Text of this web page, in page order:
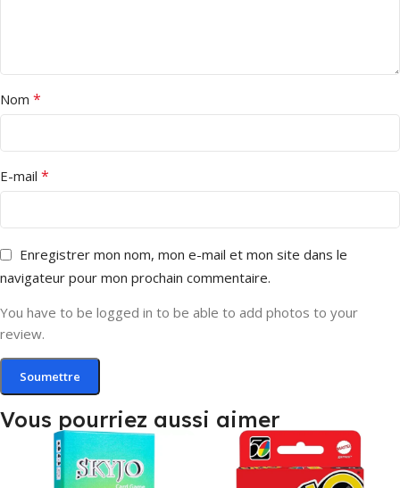
Nom *
E-mail *
Enregistrer mon nom, mon e-mail et mon site dans le
navigateur pour mon prochain commentaire.
You have to be logged in to be able to add photos to your
review.
Vous pourriez aussi aimer